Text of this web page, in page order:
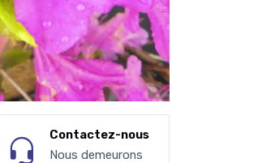
Contactez-nous
Nous demeurons